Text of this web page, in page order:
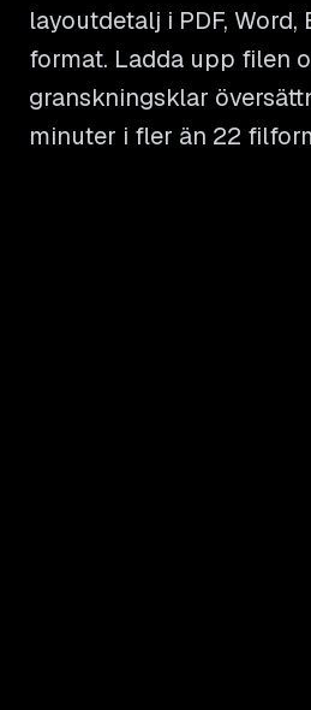
layoutdetalj i PDF, Word,
format. Ladda upp filen
granskningsklar
minuter i fler än 22